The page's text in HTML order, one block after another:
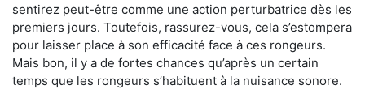
sentirez peut-être comme une action perturbatrice dès les
premiers jours. Toutefois, rassurez-vous, cela s’estompera
pour laisser place à son efficacité face à ces rongeurs.
Mais bon, il y a de fortes chances qu’après un certain
temps que les rongeurs s’habituent à la nuisance sonore.